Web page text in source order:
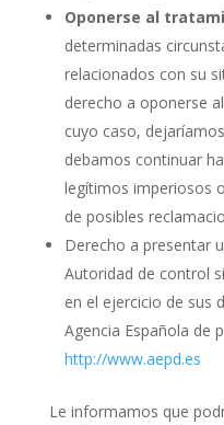
Oponerse al
determinadas
relacionados con su
derecho a oponerse
cuyo caso,
debamos continuar
legítimos imperiosos
de posibles
Derecho a presentar
Autoridad de control
en el ejercicio de sus
Agencia Española de
http://www.aepd.es
Le informamos que